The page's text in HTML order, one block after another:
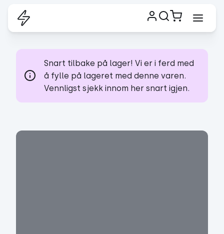
Snart tilbake på lager! Vi er i ferd med
å fylle på lageret med denne varen.
Vennligst sjekk innom her snart igjen.